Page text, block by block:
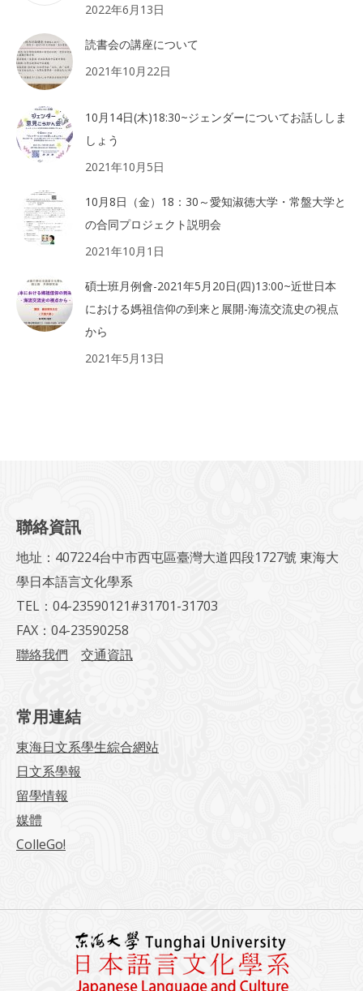
2022年6月13日
読書会の講座について
2021年10月22日
10月14日(木)18:30~ジェンダーについてお話ししま
しょう
2021年10月5日
10月8日（金）18：30～愛知淑徳大学・常盤大学と
の合同プロジェクト説明会
2021年10月1日
碩士班月例會-2021年5月20日(四)13:00~近世日本
における媽祖信仰の到来と展開-海流交流史の視点
から
2021年5月13日
聯絡資訊
地址：407224台中市西屯區臺灣大道四段1727號 東海大
學日本語言文化學系
TEL：04-23590121#31701-31703
FAX：04-23590258
聯絡我們
交通資訊
常用連結
東海日文系學生綜合網站
日文系學報
留學情報
媒體
ColleGo!